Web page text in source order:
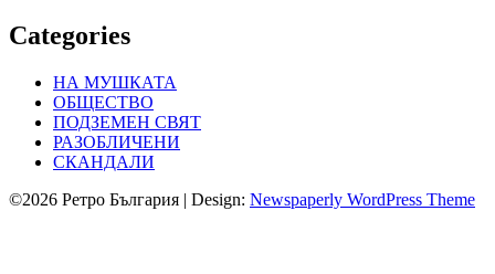
Categories
НА МУШКАТА
ОБЩЕСТВО
ПОДЗЕМЕН СВЯТ
РАЗОБЛИЧЕНИ
СКАНДАЛИ
©2026 Ретро България | Design: Newspaperly WordPress Theme